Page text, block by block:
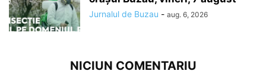
Jurnalul de Buzau - aug. 6, 2026
NICIUN COMENTARIU